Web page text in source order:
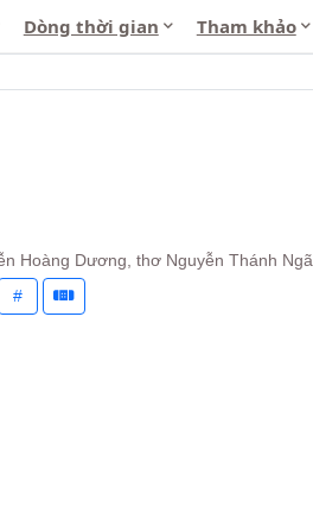
Dòng thời gian Tham khảo
Hoàng Dương, thơ Nguyễn Thánh Ngã
#